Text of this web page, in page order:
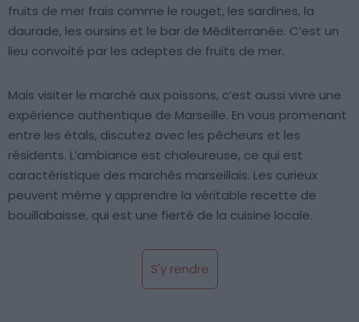
fruits de mer frais comme le rouget, les sardines, la
daurade, les oursins et le bar de Méditerranée. C’est un
lieu convoité par les adeptes de fruits de mer.
Mais visiter le marché aux poissons, c’est aussi vivre une
expérience authentique de Marseille. En vous promenant
entre les étals, discutez avec les pêcheurs et les
résidents. L’ambiance est chaleureuse, ce qui est
caractéristique des marchés marseillais. Les curieux
peuvent même y apprendre la véritable recette de
bouillabaisse, qui est une fierté de la cuisine locale.
S'y rendre